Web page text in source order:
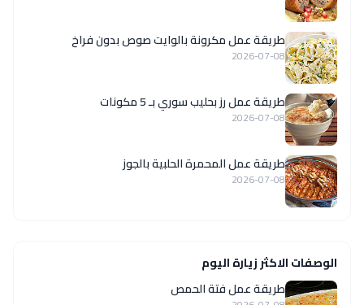
طريقة عمل مكرونة بالوايت صوص بدون فراخ
2026-07-08
طريقة عمل رز بحليب سوري بـ 5 مكونات
2026-07-08
طريقة عمل المحمرة الحلبية بالجوز
2026-07-08
الوصفات الاكثر زيارة اليوم
طريقة عمل فتة الحمص